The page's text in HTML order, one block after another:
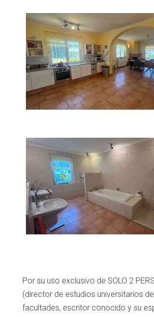
Por su uso exclusivo de SOLO 2
(director de estudios universitarios
facultades, escritor conocido y su